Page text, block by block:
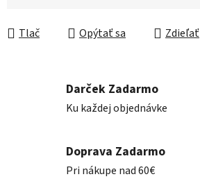
Tlač Opýtať sa Zdieľať
Darček Zadarmo
Ku každej objednávke
Doprava Zadarmo
Pri nákupe nad 60€